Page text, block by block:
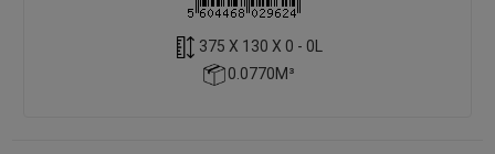
375 X 130 X 0 - 0L
0.0770M³